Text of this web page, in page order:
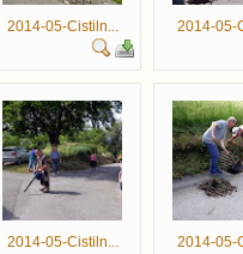
2014-05-Cistiln... 2014-05-
2014-05-Cistiln... 2014-05-